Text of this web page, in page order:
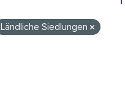
Ländliche Siedlungen